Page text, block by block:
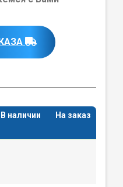
В наличии На заказ